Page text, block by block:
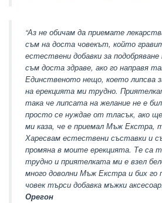
“Аз не обичам да приемате
съм на доста човекът, който
естествени добавки за
съм доста здраве, ако го направя
Единственото нещо, което липсва
на ерекцията ми трудно.
така че липсата на желание не е
просто се нуждае от тласък, ако
ми каза, че е приемал Мъж Екстра,
Харесвам естествени съставки и
промяна в моите ерекцията. Те са
трудно и приятелката ми е взел
много доволни Мъж Екстра и бих го
човек търси добавка мъжки
Орегон